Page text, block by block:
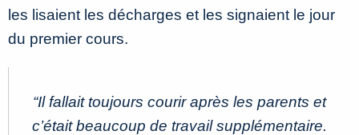
les lisaient les décharges et les signaient le jour
du premier cours.
“Il fallait toujours courir après les parents et
c’était beaucoup de travail supplémentaire.